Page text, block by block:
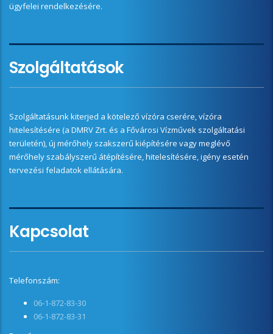
ügyfelei rendelkezésére.
Szolgáltatások
Szolgáltatásunk kiterjed a kötelező vízóra cserére, vízóra
hitelesítésére (a DMRV Zrt. és a Fővárosi Vízművek szolgáltatási
területén), új mérőhely szakszerű kiépítésére vagy meglévő
mérőhely szabályszerű átépítésére, hitelesítésére, igény esetén
tervezési feladatok ellátására.
Kapcsolat
Telefonszám:
06-1-872-83-30
06-1-872-83-31